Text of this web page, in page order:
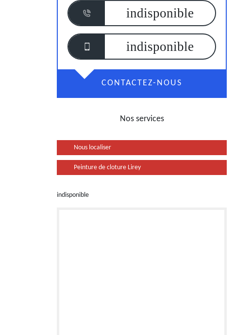
indisponible
indisponible
CONTACTEZ-NOUS
Nos services
Nous localiser
Peinture de cloture Lirey
indisponible